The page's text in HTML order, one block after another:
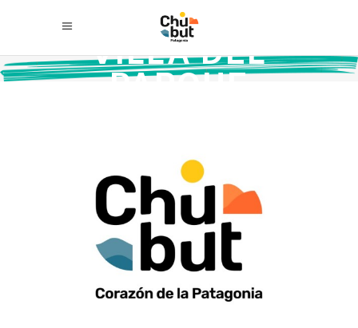
VILLA DEL
PARQUE